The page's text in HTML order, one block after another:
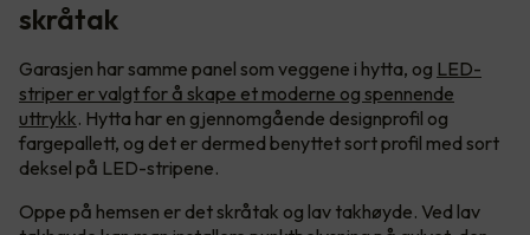
skråtak
Garasjen har samme panel som veggene i hytta, og LED-
striper er valgt for å skape et moderne og spennende
uttrykk. Hytta har en gjennomgående designprofil og
fargepallett, og det er dermed benyttet sort profil med sort
deksel på LED-stripene.
Oppe på hemsen er det skråtak og lav takhøyde. Ved lav